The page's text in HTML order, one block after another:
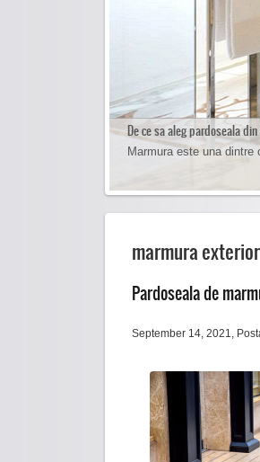
De ce sa aleg pardoseala
Marmura este una
Cum sa cureti pardoseala
Curatarea pardoselilor
marmura
Pardoseala de
September 14, 2021,